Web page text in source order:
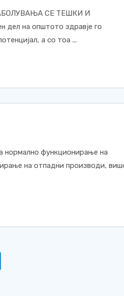
СЕ ТЕШКИ И
дел на општото здравје го
а со тоа ...
нормално функционирање на
на отпадни производи,